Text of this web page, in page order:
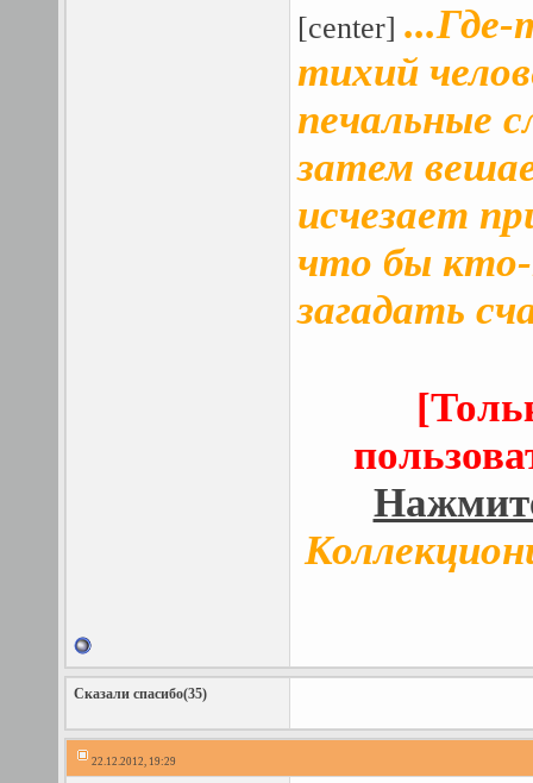
[center] ...Где-
тихий
печальные
затем
исчезает
что бы
загадать
Сказали спасибо(35)
22.12.2012, 19:29